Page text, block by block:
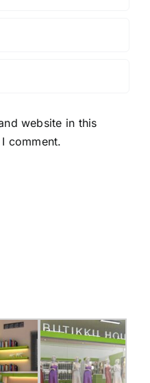
website in this
comment.